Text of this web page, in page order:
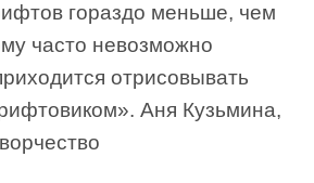
гораздо меньше, чем
часто невозможно
отрисовывать
Аня Кузьмина,